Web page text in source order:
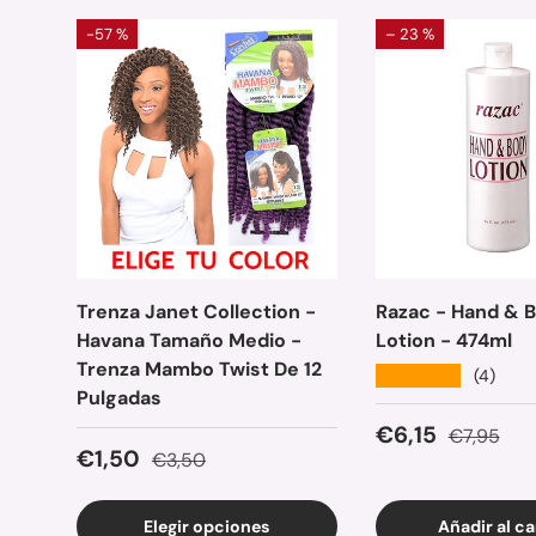
-57 %
Trenza Janet Collection -
Havana Tamaño Medio -
Trenza Mambo Twist De 12
Pulgadas
Precio de venta
€1,50 Precio normal
€3,50
Elegir opciones
– 23 %
Razac - Hand &
Lotion - 474ml
(4)
Precio de
€6,15 Precio
€7,95
Añadir al